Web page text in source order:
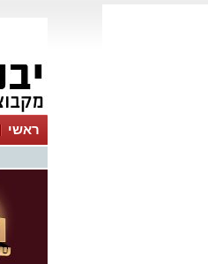
ראשי